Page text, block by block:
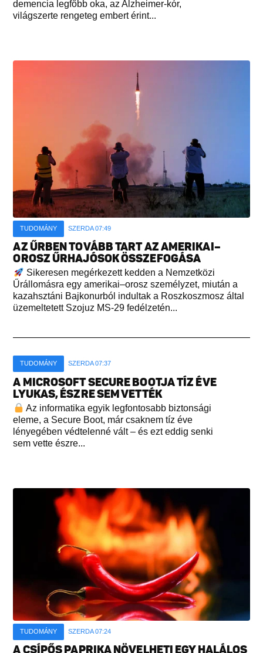
demencia legfőbb oka, az Alzheimer-kór,
világszerte rengeteg embert érint...
TUDOMÁNY SZERDA 07:49
AZ ŰRBEN TOVÁBB TART AZ AMERIKAI–
OROSZ ŰRHAJÓSOK ÖSSZEFOGÁSA
Sikeresen megérkezett kedden a Nemzetközi
Űrállomásra egy amerikai–orosz személyzet, miután a
kazahsztáni Bajkonurból indultak a Roszkoszmosz által
üzemeltetett Szojuz MS-29 fedélzetén...
TUDOMÁNY SZERDA 07:37
A MICROSOFT SECURE BOOTJA TÍZ ÉVE
LYUKAS, ÉSZRE SEM VETTÉK
Az informatika egyik legfontosabb biztonsági
eleme, a Secure Boot, már csaknem tíz éve
lényegében védtelenné vált – és ezt eddig senki
sem vette észre...
TUDOMÁNY SZERDA 07:24
A CSÍPŐS PAPRIKA NÖVELHETI EGY HALÁLOS